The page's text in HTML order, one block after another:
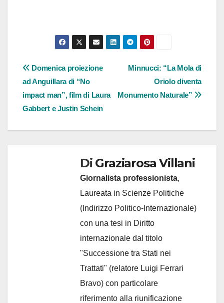
Navigazione
articoli
Minnucci: “La Mola di
Oriolo diventa
Monumento Naturale”
Domenica proiezione
ad Anguillara di “No
impact man”, film di Laura
Gabbert e Justin Schein
Di Graziarosa Villani
Giornalista professionista,
Laureata in Scienze Politiche
(Indirizzo Politico-Internazionale)
con una tesi in Diritto
internazionale dal titolo
"Successione tra Stati nei
Trattati" (relatore Luigi Ferrari
Bravo) con particolare
riferimento alla riunificazione